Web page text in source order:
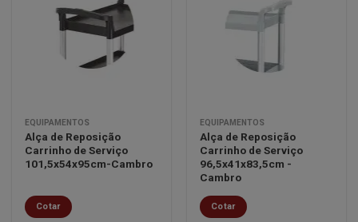
Minha
lista de
desejos
EQUIPAMENTOS
Alça de Reposição
Carrinho de Serviço
101,5x54x95cm-Cambro
Cotar
EQUIPAMENTOS
Alça de Reposição
Carrinho de Serviço
96,5x41x83,5cm -
Cambro
Cotar